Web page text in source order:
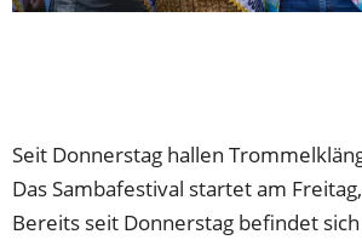
Seit Donnerstag hallen
Das Sambafestival startet am
Bereits seit Donnerstag befindet